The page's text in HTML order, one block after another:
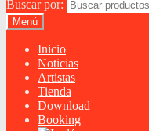
Buscar por:
Menú
Inicio
Noticias
Artistas
Tienda
Download
Booking